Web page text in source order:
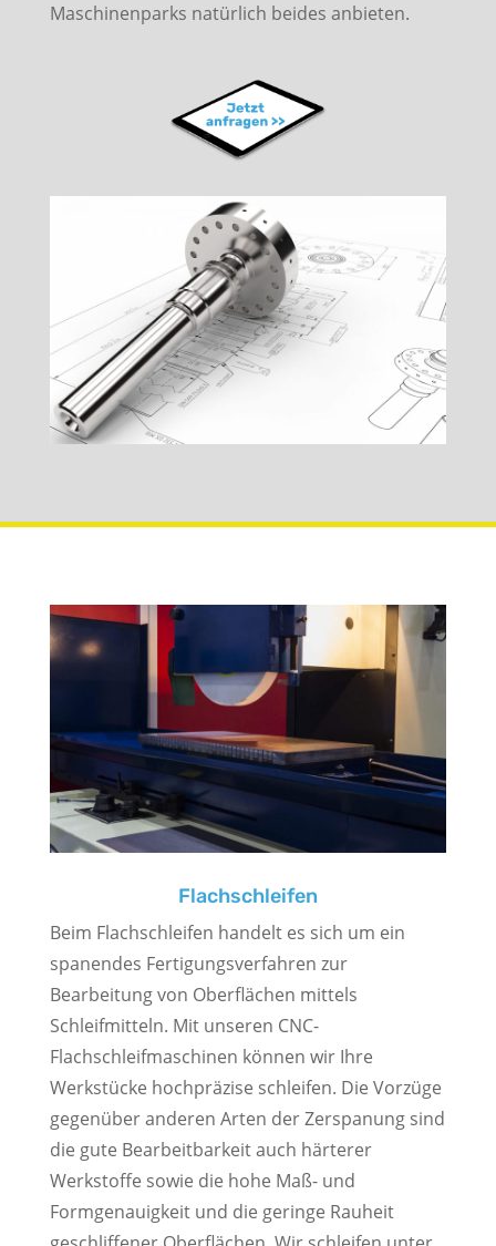
Maschinenparks natürlich beides anbieten.
Flachschleifen
Beim Flachschleifen handelt es sich um ein
spanendes Fertigungsverfahren zur
Bearbeitung von Oberflächen mittels
Schleifmitteln. Mit unseren CNC-
Flachschleifmaschinen können wir Ihre
Werkstücke hochpräzise schleifen. Die Vorzüge
gegenüber anderen Arten der Zerspanung sind
die gute Bearbeitbarkeit auch härterer
Werkstoffe sowie die hohe Maß- und
Formgenauigkeit und die geringe Rauheit